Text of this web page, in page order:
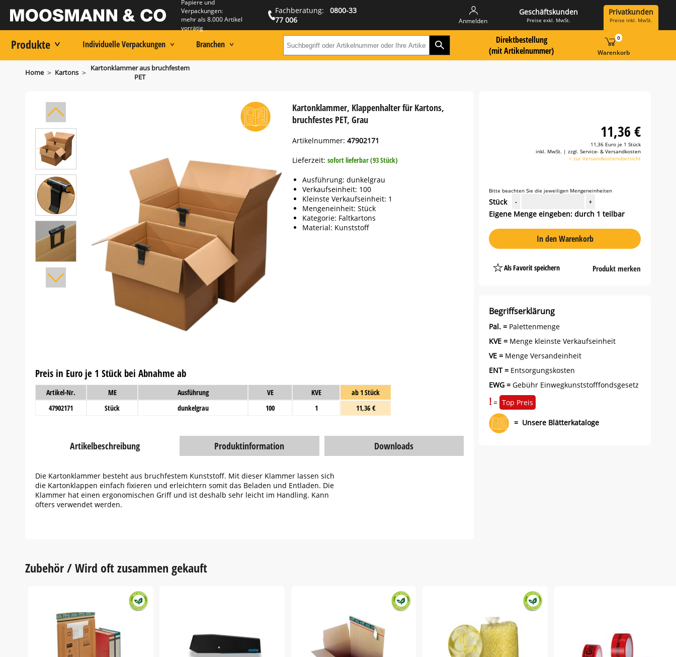
Papiere und
Verpackungen:
mehr als 8.000 Artikel
vorrätig
Fachberatung:
0800-33
77 006
Anmelden
Geschäftskunden
Preise exkl. MwSt.
Privatkunden
Preise inkl. MwSt.
Produkte Individuelle Verpackungen Branchen Suchbegriff oder Artikelnummer hier eingeben:
Zur Suche LandingpageDirektbestellung
(mit Artikelnummer)
Warenkorb
0
Home > Kartons > Kartonklammer aus bruchfestem
PET
Kartonklammer, Klappenhalter für Kartons,
bruchfestes PET, Grau
Artikelnummer:47902171
Lieferzeit:sofort lieferbar (93 Stück)
Ausführung: dunkelgrau
Verkaufseinheit: 100
Kleinste Verkaufseinheit: 1
Mengeneinheit: Stück
Kategorie: Faltkartons
Material: Kunststoff
Preis in Euro je 1 Stück bei Abnahme ab
Artikel-Nr. ME Ausführung VE KVE
ab 1 Stück
47902171
Stück dunkelgrau 100 1 11,36 €
Artikelbeschreibung Produktinformation Downloads
Die Kartonklammer besteht aus bruchfestem Kunststoff. Mit dieser Klammer lassen sich
die Kartonklappen einfach fixieren und erleichtern somit das Beladen und Entladen. Die
Klammer hat einen ergonomischen Griff und ist deshalb sehr leicht im Handling. Kann
öfters verwendet werden.
11,36 €
11,36 Euro je 1 Stück
inkl. MwSt. | zzgl. Service- & Versandkosten
> zur Versandkostenübersicht
Bitte beachten Sie die jeweiligen Mengeneinheiten
Stück - +
Eigene Menge eingeben: durch 1 teilbar
In den Warenkorb
Als Favorit speichern
PlatzhalterProdukt merken
Begriffserklärung
Pal. = Palettenmenge
KVE = Menge kleinste Verkaufseinheit
VE = Menge Versandeinheit
ENT = Entsorgungskosten
EWG = Gebühr Einwegkunststofffondsgesetz
! = Top Preis
= Unsere Blätterkataloge
Zubehör / Wird oft zusammen gekauft